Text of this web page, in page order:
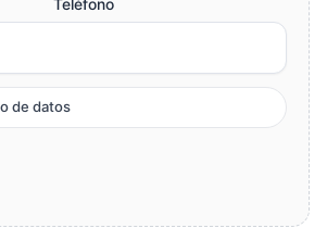
Teléfono
de datos